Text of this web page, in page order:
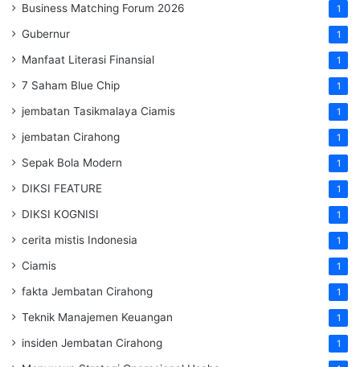
Business Matching Forum 2026 1
Gubernur 1
Manfaat Literasi Finansial 1
7 Saham Blue Chip 1
jembatan Tasikmalaya Ciamis 1
jembatan Cirahong 1
Sepak Bola Modern 1
DIKSI FEATURE 1
DIKSI KOGNISI 1
cerita mistis Indonesia 1
Ciamis 1
fakta Jembatan Cirahong 1
Teknik Manajemen Keuangan 1
insiden Jembatan Cirahong 1